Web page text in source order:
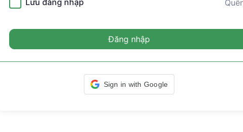
Lưu đăng nhập
Đăng nhập
Sign in with Google